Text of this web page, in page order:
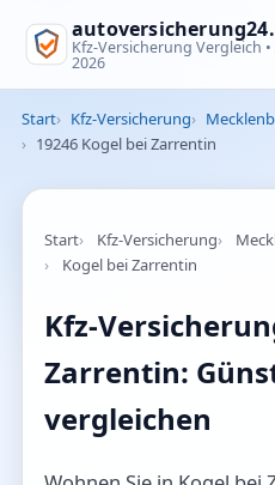
Kfz-Versicherung Vergleich •
2026
Start Kfz-Versicherung
19246 Kogel bei Zarrentin
Start Kfz-Versicherung
Kogel bei Zarrentin
Kfz-
Zarrentin:
vergleichen